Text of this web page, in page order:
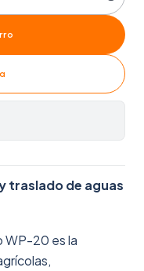
traslado de aguas
WP-20 es la